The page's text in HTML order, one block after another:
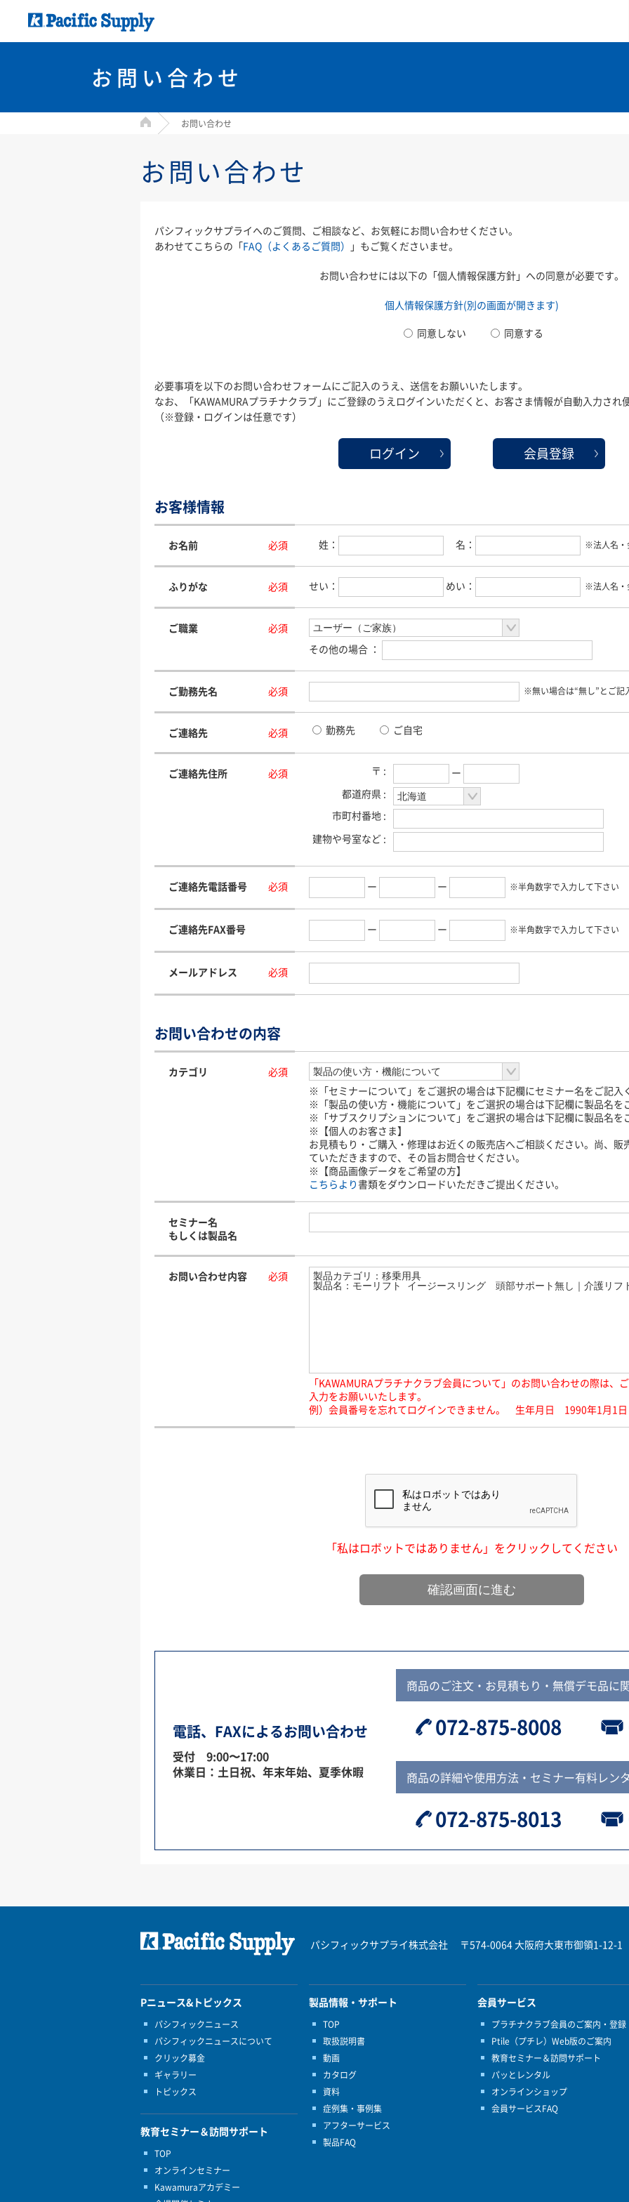
お問い合わせ
HOME お問い合わせ
お問い合わせ
パシフィックサプライへのご質問、ご相談など、お気軽にお問い合わせください。
あわせてこちらの「FAQ（よくあるご質問） 」もご覧くださいませ。
お問い合わせには以下の「個人情報保護方針」への同意が必要です。
個人情報保護方針(別の画面が開きます)
同意しない
同意する
必要事項を以下のお問い合わせフォームにご記入のうえ、送信をお願いいたします。
なお、「KAWAMURAプラチナクラブ」にご登録のうえログインいただくと、お客さま情報が自動入力され
（※登録・ログインは任意です）
ログイン 会員登録
お客様情報
お名前 必須 姓： 名： ※法人名・
ふりがな 必須 せい： めい： ※法人名・
ご職業
必須
その他の場合 ：
ご勤務先名 必須 ※無い場合は“無し”とご記
ご連絡先 必須 勤務先 ご自宅
ご連絡先住所 必須 〒 :
ー
都道府県 :
市町村番地 :
建物や号室など :
ご連絡先電話番号 必須 ー ー ※半角数字で入力して下さい
ご連絡先FAX番号 ー ー ※半角数字で入力して下さい
メールアドレス 必須
お問い合わせの内容
カテゴリ
必須
※「セミナーについて」をご選択の場合は下記欄にセミナー名をご記入
※「製品の使い方・機能について」をご選択の場合は下記欄に製品名を
※「サブスクリプションについて」をご選択の場合は下記欄に製品名を
※【個人のお客さま】
お見積もり・ご購入・修理はお近くの販売店へご相談ください。尚、販
ていただきますので、その旨お問合せください。
※【商品画像データをご希望の方】
こちらより 書類をダウンロードいただきご提出ください。
セミナー名
もしくは製品名
お問い合わせ内容 必須
「KAWAMURAプラチナクラブ会員について」のお問い合わせの際は、
入力をお願いいたします。
例）会員番号を忘れてログインできません。 生年月日 1990年1月1日
「私はロボットではありません」をクリックしてください
電話、FAXによるお問い合わせ
受付 9:00〜17:00
休業日：土日祝、年末年始、夏季休暇
商品のご注文・お見積もり・無償デモ品に
072-875-8008
商品の詳細や使用方法・セミナー有料レン
072-875-8013
パシフィックサプライ株式会社 〒574-0064 大阪府大東市御領1-12-1
Pニュース&トピックス
パシフィックニュース
パシフィックニュースについて
クリック募金
ギャラリー
トピックス
教育セミナー＆訪問サポート
TOP
オンラインセミナー
Kawamuraアカデミー
製品情報・サポート
TOP
取扱説明書
動画
カタログ
資料
症例集・事例集
アフターサービス
製品FAQ
会員サービス
プラチナクラブ会員のご案内・登録
Ptile（プチレ）Web版のご案内
教育セミナー＆訪問サポート
パッとレンタル
オンラインショップ
会員サービスFAQ